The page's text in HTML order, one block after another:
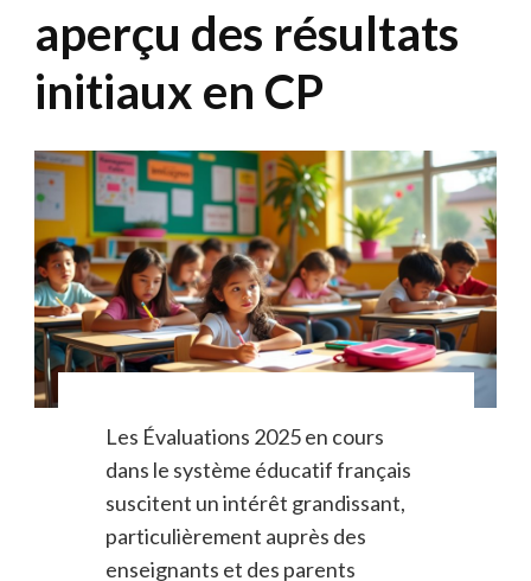
aperçu des résultats
initiaux en CP
Les Évaluations 2025 en cours
dans le système éducatif français
suscitent un intérêt grandissant,
particulièrement auprès des
enseignants et des parents